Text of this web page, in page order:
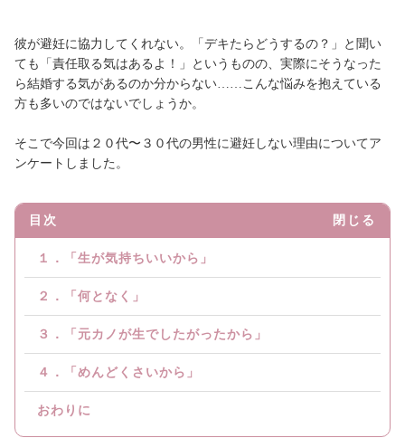
彼が避妊に協力してくれない。「デキたらどうするの？」と聞い
ても「責任取る気はあるよ！」というものの、実際にそうなった
ら結婚する気があるのか分からない……こんな悩みを抱えている
方も多いのではないでしょうか。
そこで今回は２０代〜３０代の男性に避妊しない理由についてア
ンケートしました。
目次 閉じる
１．「生が気持ちいいから」
２．「何となく」
３．「元カノが生でしたがったから」
４．「めんどくさいから」
おわりに